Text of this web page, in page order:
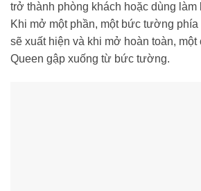
trở thành phòng khách hoặc dùng làm
Khi mở một phần, một bức tường phía
sẽ xuất hiện và khi mở hoàn toàn,
Queen gập xuống từ bức tường.